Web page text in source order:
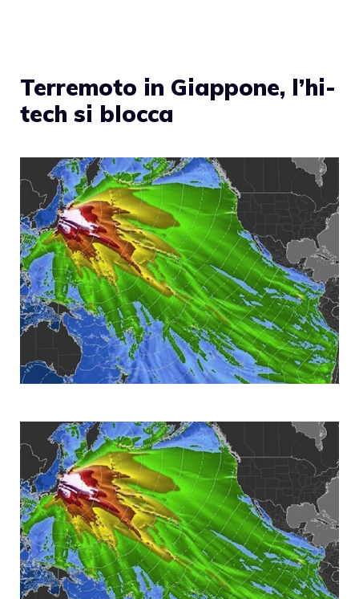
Terremoto in Giappone, l’hi-
tech si blocca